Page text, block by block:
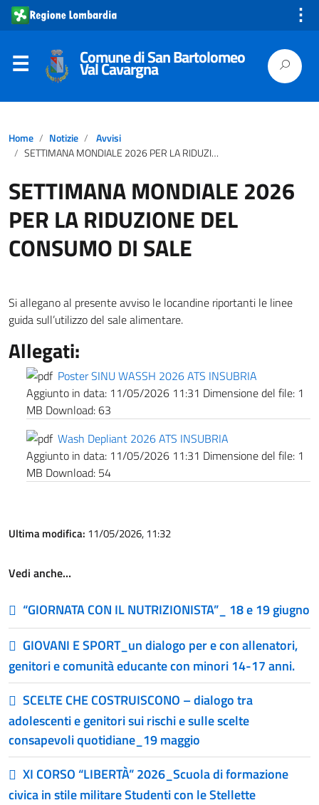
⋮
Comune di San Bartolomeo
Val Cavargna
Home Notizie
Avvisi
SETTIMANA MONDIALE 2026 PER LA RIDUZIONE DEL CONSUMO DI SALE
SETTIMANA MONDIALE 2026
PER LA RIDUZIONE DEL
CONSUMO DI SALE
Si allegano al presente avviso le locandine riportanti le linee
guida sull’utilizzo del sale alimentare.
Allegati:
Poster SINU WASSH 2026 ATS INSUBRIA
Aggiunto in data: 11/05/2026 11:31 Dimensione del file: 1
MB Download:63
Wash Depliant 2026 ATS INSUBRIA
Aggiunto in data: 11/05/2026 11:31 Dimensione del file: 1
MB Download: 54
Ultima modifica: 11/05/2026, 11:32
Vedi anche…
“GIORNATA CON IL NUTRIZIONISTA”_ 18 e 19 giugno
GIOVANI E SPORT_un dialogo per e con allenatori,
genitori e comunità educante con minori 14-17 anni.
SCELTE CHE COSTRUISCONO – dialogo tra
adolescenti e genitori sui rischi e sulle scelte
consapevoli quotidiane_19 maggio
XI CORSO “LIBERTÀ” 2026_Scuola di formazione
civica in stile militare Studenti con le Stellette